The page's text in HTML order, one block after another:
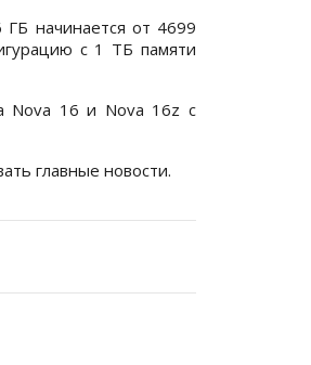
начинается от 4699
с 1 ТБ памяти
Nova 16 и Nova 16z с
главные новости.